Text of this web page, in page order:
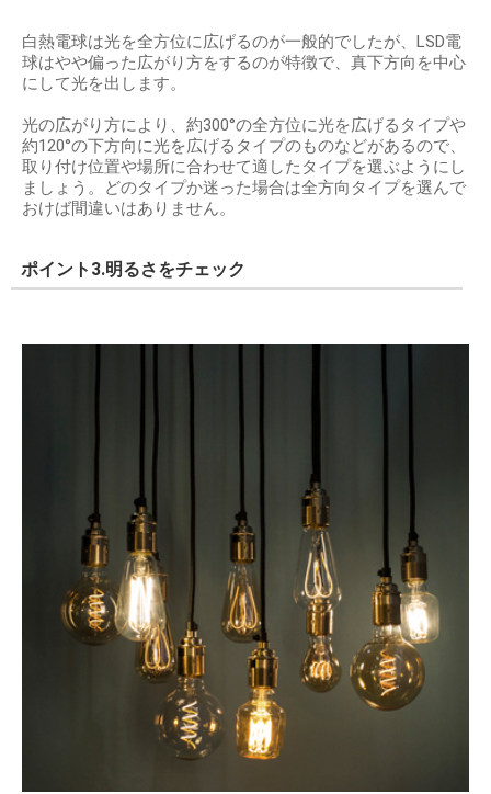
白熱電球は光を全方位に広げるのが一般的でしたが、LSD電
球はやや偏った広がり方をするのが特徴で、真下方向を中心
にして光を出します。
光の広がり方により、約300°の全方位に光を広げるタイプや
約120°の下方向に光を広げるタイプのものなどがあるので、
取り付け位置や場所に合わせて適したタイプを選ぶようにし
ましょう。どのタイプか迷った場合は全方向タイプを選んで
おけば間違いはありません。
ポイント3.明るさをチェック